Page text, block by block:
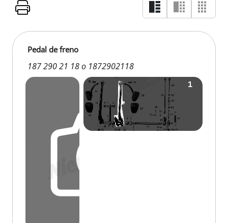
Pedal de freno
187 290 21 18 o 1872902118